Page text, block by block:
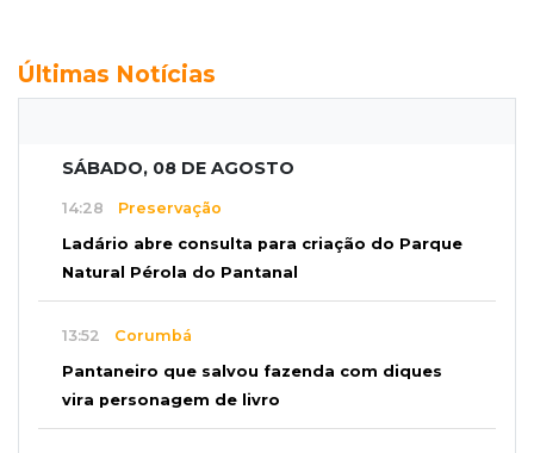
Últimas Notícias
SÁBADO, 08 DE AGOSTO
14:28 Preservação
Ladário abre consulta para criação do Parque
Natural Pérola do Pantanal
13:52 Corumbá
Pantaneiro que salvou fazenda com diques
vira personagem de livro